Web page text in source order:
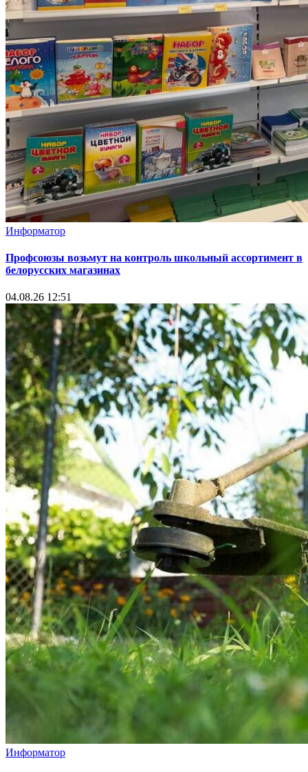
Информатор
Профсоюзы возьмут на контроль школьный ассортимент в
белорусских магазинах
04.08.26 12:51
Информатор